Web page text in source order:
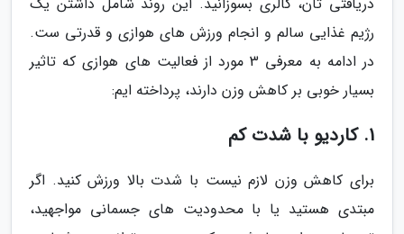
رژیم غذایی سالم و انجام ورزش های هوازی و قدرتی ست.
در ادامه به معرفی 3 مورد از فعالیت های هوازی که تاثیر
بسیار خوبی بر کاهش وزن دارند، پرداخته ایم:
1. کاردیو با شدت کم
برای کاهش وزن لازم نیست با شدت بالا ورزش کنید. اگر
مبتدی هستید یا با محدودیت های جسمانی مواجهید،